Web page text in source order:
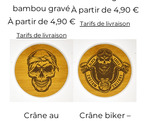
bambou gravé
À partir de 4,90 €
Prix promotionnel
Tarifs de livraison
À partir de 4,90 €
Prix promotionnel
Tarifs de livraison
Crâne au
Crâne biker –